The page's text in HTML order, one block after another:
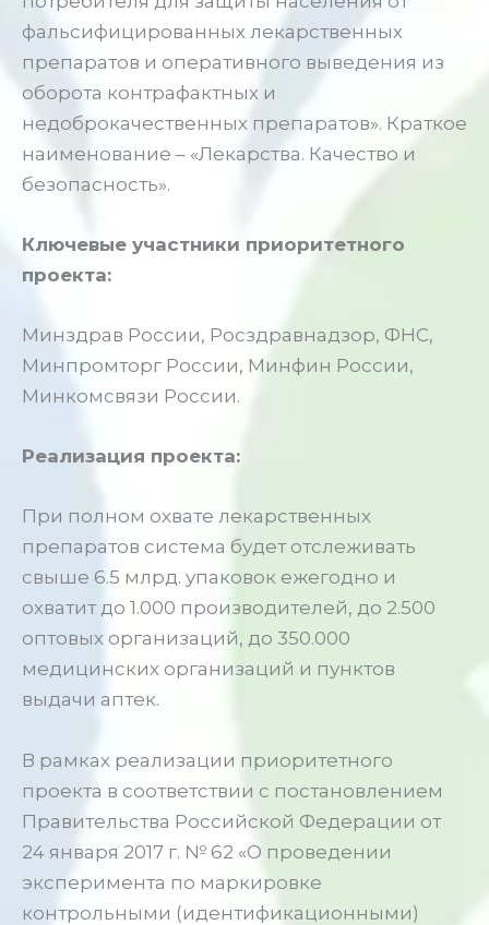
фальсифицированных лекарственных
препаратов и оперативного выведения из
оборота контрафактных и
недоброкачественных препаратов». Краткое
наименование – «Лекарства. Качество и
безопасность».
Ключевые участники приоритетного
проекта:
Минздрав России, Росздравнадзор, ФНС,
Минпромторг России, Минфин России,
Минкомсвязи России.
Реализация проекта:
При полном охвате лекарственных
препаратов система будет отслеживать
свыше 6.5 млрд. упаковок ежегодно и
охватит до 1.000 производителей, до 2.500
оптовых организаций, до 350.000
медицинских организаций и пунктов
выдачи аптек.
В рамках реализации приоритетного
проекта в соответствии с постановлением
Правительства Российской Федерации от
24 января 2017 г. № 62 «О проведении
эксперимента по маркировке
контрольными (идентификационными)